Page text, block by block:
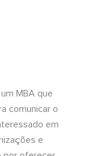
MBA que
comunicar o
em
e